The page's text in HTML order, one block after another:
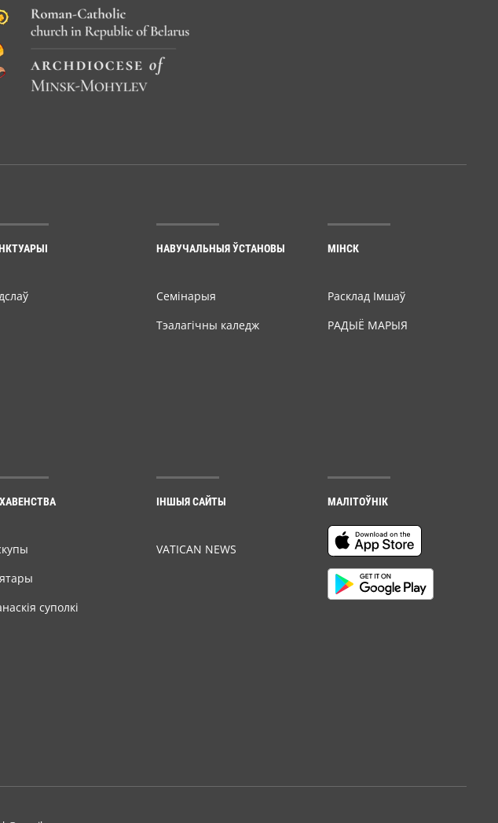
НАВУЧАЛЬНЫЯ ЎСТАНОВЫ
Семiнарыя
Тэалагічны каледж
МІНСК
Расклад Імшаў
РАДЫЁ МАРЫЯ
суполкі
ІНШЫЯ САЙТЫ
VATICAN NEWS
МАЛІТОЎНІК